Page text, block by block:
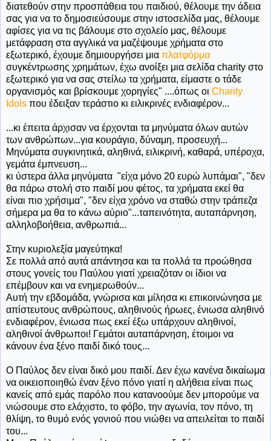
διατεθούν στην προσπάθεια του παιδιού, θέλουμε την άδεια
σας για να το δημοσιεύσουμε στην ιστοσελίδα μας, θέλουμε
αφίσες για να τις βάλουμε στο σχολείο μας, θέλουμε
μετάφραση στα αγγλικά να μαζέψουμε χρήματα στο
εξωτερικό, έχουμε δημιουργήσει μια πλατφόρμα
συγκέντρωσης χρημάτων, έχω ανοίξει μια σελίδα charity στο
εξωτερικό για να σας στείλω τα χρήματα, είμαστε ο τάδε
οργανισμός και βρίσκουμε χορηγίες" ....όπως οι Charity
Idols που έδειξαν τεράστιο κι ειλικρινές ενδιαφέρον...
...κι έπειτα άρχισαν να έρχονται τα μηνύματα όλων αυτών
των ανθρώπων...για κουράγιο, δύναμη, προσευχή...
Μηνύματα συγκινητικά, αληθινά, ειλικρινή, καθαρά, υπέροχα,
γεμάτα έμπνευση...
κι ύστερα άλλα μηνύματα "είχα μόνο 20 ευρώ λυπάμαι", "δεν
θα πάρω στολή στο παιδί μου φέτος, τα χρήματα εκεί θα
είναι πιο χρήσιμα", "δεν είχα χρόνο να σταθώ στην τράπεζα
σήμερα μα θα το κάνω αύριο"...ταπεινότητα, αυταπάρνηση,
αλληλοβοήθεια, ανθρωπιά...
Στην κυριολεξία μαγεύτηκα!
Σε πολλά από αυτά απάντησα και τα πολλά τα προώθησα
στους γονείς του Παύλου γιατί χρειαζόταν οι ίδιοι να
επέμβουν και να ενημερωθούν...
Αυτή την εβδομάδα, γνώρισα και μίλησα κι επικοινώνησα με
απίστευτους ανθρώπους, αληθινούς ήρωες, ένιωσα αληθινό
ενδιαφέρον, ένιωσα πως εκεί έξω υπάρχουν αληθινοί,
αληθινοί άνθρωποι! Γεμάτοι αυταπάρνηση, έτοιμοι να
κάνουν ένα ξένο παιδί δικό τους...
Ο Παύλος δεν είναι δικό μου παιδί. Δεν έχω κανένα δικαίωμα
να οικειοποιηθώ έναν ξένο πόνο γιατί η αλήθεια είναι πως
κανείς από εμάς παρόλο που κατανοούμε δεν μπορούμε να
νιώσουμε στο ελάχιστο, το φόβο, την αγωνία, τον πόνο, τη
θλίψη, το θυμό ενός γονιού που νιώθει να απειλείται το παιδί
του...